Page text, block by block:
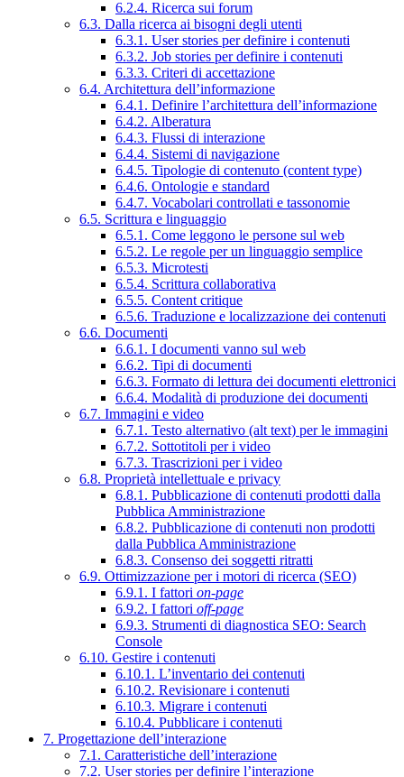
6.2.4. Ricerca sui forum
6.3. Dalla ricerca ai bisogni degli utenti
6.3.1. User stories per definire i contenuti
6.3.2. Job stories per definire i contenuti
6.3.3. Criteri di accettazione
6.4. Architettura dell’informazione
6.4.1. Definire l’architettura dell’informazione
6.4.2. Alberatura
6.4.3. Flussi di interazione
6.4.4. Sistemi di navigazione
6.4.5. Tipologie di contenuto (content type)
6.4.6. Ontologie e standard
6.4.7. Vocabolari controllati e tassonomie
6.5. Scrittura e linguaggio
6.5.1. Come leggono le persone sul web
6.5.2. Le regole per un linguaggio semplice
6.5.3. Microtesti
6.5.4. Scrittura collaborativa
6.5.5. Content critique
6.5.6. Traduzione e localizzazione dei contenuti
6.6. Documenti
6.6.1. I documenti vanno sul web
6.6.2. Tipi di documenti
6.6.3. Formato di lettura dei documenti elettronici
6.6.4. Modalità di produzione dei documenti
6.7. Immagini e video
6.7.1. Testo alternativo (alt text) per le immagini
6.7.2. Sottotitoli per i video
6.7.3. Trascrizioni per i video
6.8. Proprietà intellettuale e privacy
6.8.1. Pubblicazione di contenuti prodotti dalla
Pubblica Amministrazione
6.8.2. Pubblicazione di contenuti non prodotti
dalla Pubblica Amministrazione
6.8.3. Consenso dei soggetti ritratti
6.9. Ottimizzazione per i motori di ricerca (SEO)
6.9.1. I fattori on-page
6.9.2. I fattori off-page
6.9.3. Strumenti di diagnostica SEO: Search
Console
6.10. Gestire i contenuti
6.10.1. L’inventario dei contenuti
6.10.2. Revisionare i contenuti
6.10.3. Migrare i contenuti
6.10.4. Pubblicare i contenuti
7. Progettazione dell’interazione
7.1. Caratteristiche dell’interazione
7.2. User stories per definire l’interazione